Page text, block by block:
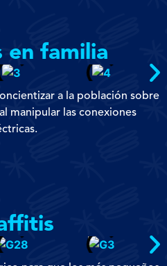
en familia
a la población sobre
manipular las conexiones